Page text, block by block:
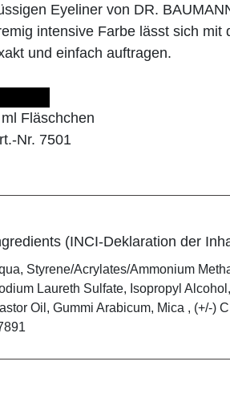
Eyeliner von DR.
intensive Farbe lässt sich mit
und einfach auftragen.
Fläschchen
Nr. 7501
(INCI-Deklaration der
Styrene/Acrylates/Ammonium
Laureth Sulfate, Isopropyl
Oil, Gummi Arabicum, Mica , (+/-)